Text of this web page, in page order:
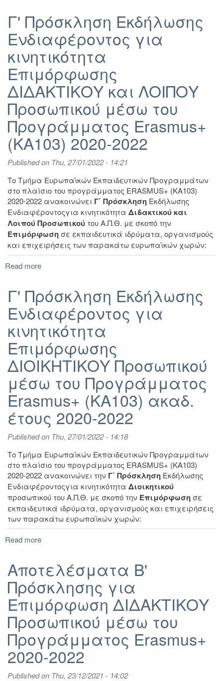
Πρόσκλησης
Επιμόρφωση
ΔΙΟΙΚΗΤΙΚΟΥ
Προσωπικού
μέσω
του
Προγράμματος
Erasmus+
2020-
2022
Γ' Πρόσκληση Εκδήλωσης
Ενδιαφέροντος για
κινητικότητα
Επιμόρφωσης
ΔΙΔΑΚΤΙΚΟΥ και ΛΟΙΠΟΥ
Προσωπικού μέσω του
Προγράμματος Erasmus+
(KA103) 2020-2022
Published on Thu, 27/01/2022 - 14:21
Το Τμήμα Ευρωπαϊκών Εκπαιδευτικών Προγραμμάτων
στο πλαίσιο του προγράμματος ERASMUS+ (KA103)
2020-2022 ανακοινώνει Γ΄ Πρόσκληση Εκδήλωσης
Ενδιαφέροντοςγια κινητικότητα Διδακτικού και
Λοιπού Προσωπικού του Α.Π.Θ. με σκοπό την
Επιμόρφωση σε εκπαιδευτικά ιδρύματα, οργανισμούς
και επιχειρήσεις των παρακάτω ευρωπαϊκών χωρών:
Read more
Εκδήλωσης
Ενδιαφέροντος
για
κινητικότητα
Επιμόρφωσης
ΔΙΔΑΚΤΙΚΟΥ
και
ΛΟΙΠΟΥ
Προσωπικού
μέσω
του
Προγράμματος
Erasmus+
(KA103)
2022
Γ' Πρόσκληση Εκδήλωσης
Ενδιαφέροντος για
κινητικότητα
Επιμόρφωσης
ΔΙΟΙΚΗΤΙΚΟΥ Προσωπικού
μέσω του Προγράμματος
Erasmus+ (KA103) ακαδ.
έτους 2020-2022
Published on Thu, 27/01/2022 - 14:18
Το Τμήμα Ευρωπαϊκών Εκπαιδευτικών Προγραμμάτων
στο πλαίσιο του προγράμματος ERASMUS+ (KA103)
2020-2022 ανακοινώνει την Γ΄ Πρόσκληση Εκδήλωσης
Ενδιαφέροντοςγια κινητικότητα Διοικητικού
προσωπικού του Α.Π.Θ. με σκοπό την Επιμόρφωση σε
εκπαιδευτικά ιδρύματα, οργανισμούς και επιχειρήσεις
των παρακάτω ευρωπαϊκών χωρών:
Read more
Εκδήλωσης
Ενδιαφέροντος
για
κινητικότητα
Επιμόρφωσης
ΔΙΟΙΚΗΤΙΚΟΥ
Προσωπικού
μέσω
του
Προγράμματος
Erasmus+
Αποτελέσματα B'
Πρόσκλησης για
Επιμόρφωση ΔΙΔΑΚΤΙΚΟΥ
Προσωπικού μέσω του
Προγράμματος Erasmus+
2020-2022
Published on Thu, 23/12/2021 - 14:02